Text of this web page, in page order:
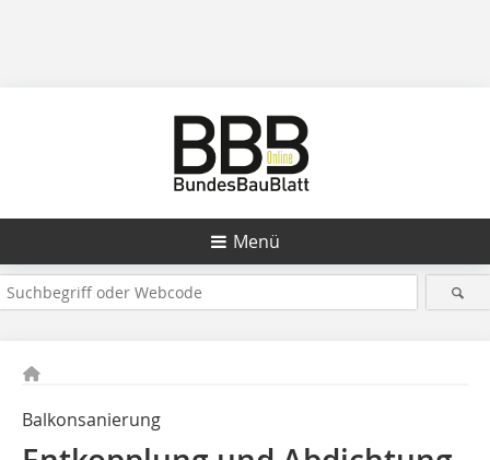
Menü
Balkonsanierung